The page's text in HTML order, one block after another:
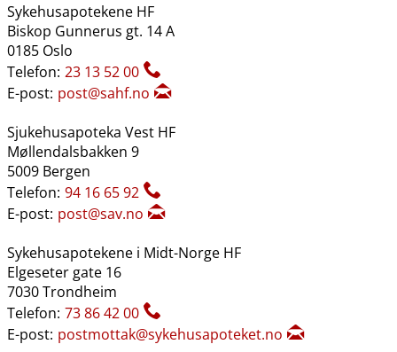
Sykehusapotekene HF
Biskop Gunnerus gt. 14 A
0185 Oslo
Telefon: 23 13 52 00
E-post: post@sahf.no
Sjukehusapoteka Vest HF
Møllendalsbakken 9
5009 Bergen
Telefon: 94 16 65 92
E-post: post@sav.no
Sykehusapotekene i Midt-Norge HF
Elgeseter gate 16
7030 Trondheim
Telefon: 73 86 42 00
E-post: postmottak@sykehusapoteket.no